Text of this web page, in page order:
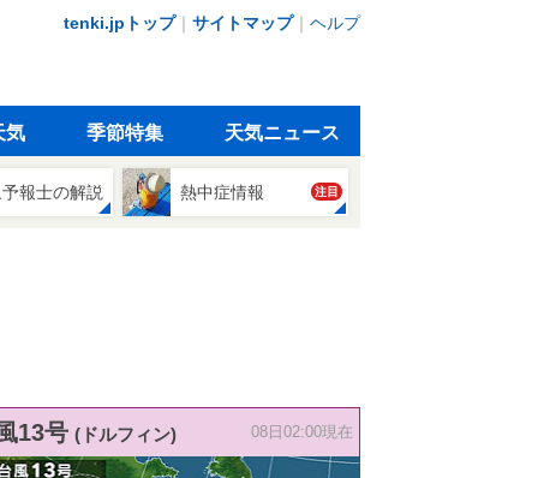
tenki.jpトップ｜ サイトマップ｜ ヘルプ
気 季節特集 天気ニュース
報士の解説 熱中症情報 注目
13号 (ドルフィン) 08日02:00現在